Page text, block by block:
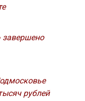
рублей